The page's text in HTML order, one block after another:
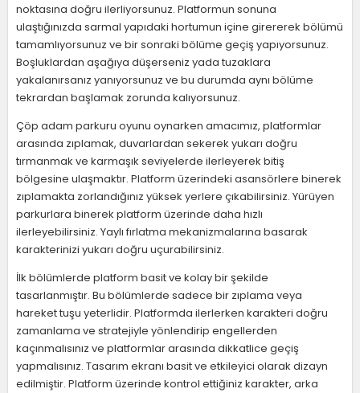
noktasına doğru ilerliyorsunuz. Platformun sonuna
ulaştığınızda sarmal yapıdaki hortumun içine girererek bölümü
tamamlıyorsunuz ve bir sonraki bölüme geçiş yapıyorsunuz.
Boşluklardan aşağıya düşerseniz yada tuzaklara
yakalanırsanız yanıyorsunuz ve bu durumda aynı bölüme
tekrardan başlamak zorunda kalıyorsunuz.
Çöp adam parkuru oyunu oynarken amacımız, platformlar
arasında zıplamak, duvarlardan sekerek yukarı doğru
tırmanmak ve karmaşık seviyelerde ilerleyerek bitiş
bölgesine ulaşmaktır. Platform üzerindeki asansörlere binerek
zıplamakta zorlandığınız yüksek yerlere çıkabilirsiniz. Yürüyen
parkurlara binerek platform üzerinde daha hızlı
ilerleyebilirsiniz. Yaylı fırlatma mekanizmalarına basarak
karakterinizi yukarı doğru uçurabilirsiniz.
İlk bölümlerde platform basit ve kolay bir şekilde
tasarlanmıştır. Bu bölümlerde sadece bir zıplama veya
hareket tuşu yeterlidir. Platformda ilerlerken karakteri doğru
zamanlama ve stratejiyle yönlendirip engellerden
kaçınmalısınız ve platformlar arasında dikkatlice geçiş
yapmalısınız. Tasarım ekranı basit ve etkileyici olarak dizayn
edilmiştir. Platform üzerinde kontrol ettiğiniz karakter, arka